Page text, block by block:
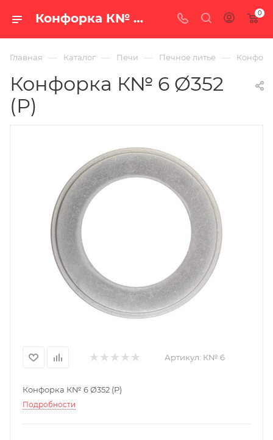
Конфорка К№ 6 Ø352 (Р) — цена в Екатеринбурге, купить в интернет-магазине «100 печей.ру» 0
Главная — Каталог — Печи — Печное литье —
Конфорка К№ 6 Ø352
(Р)
Артикул: К№ 6
Конфорка К№ 6 Ø352 (Р)
Подробности